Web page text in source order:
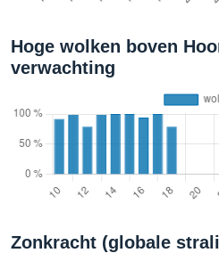
Hoge wolken boven
verwachting
Zonkracht (globale